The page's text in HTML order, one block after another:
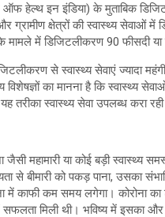
ऑफ हेल्थ इन इंडिया) के मुताबिक
ग्रामीण क्षेत्रों की स्वास्थ्य सेवाओं
मामले में डिजिटलीकरण 90 फीसदी
से स्वास्थ्य सेवाएं ज्यादा
का मानना है कि स्वास्थ्य
तरीका स्वास्थ्य सेवा उपलब्ध करा
महामारी या कोई बड़ी स्वास्थ्य
से बीमारी को पकड़ पाना, उसका
में काफी कम समय लगेगा। कोरोना
मिली थी। भविष्य में इसका और